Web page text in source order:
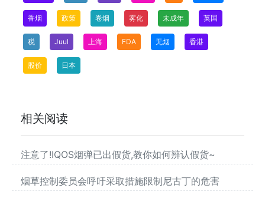
香烟 政策 卷烟 雾化 未成年 英国
税 Juul 上海 FDA 无烟 香港
股价 日本
相关阅读
注意了!IQOS烟弹已出假货,教你如何辨认假货~
烟草控制委员会呼吁采取措施限制尼古丁的危害